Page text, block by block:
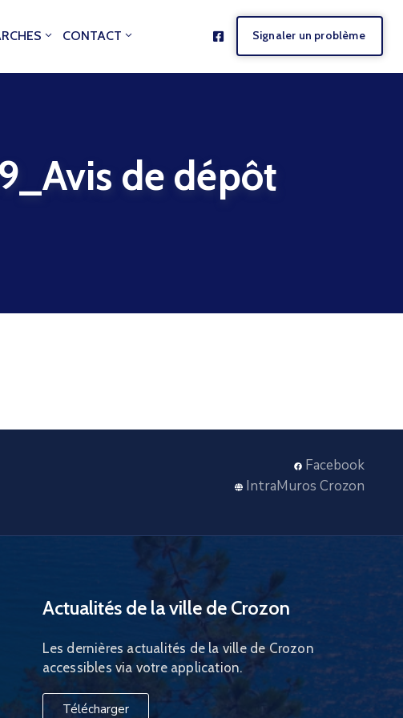
CONTACT Signaler un problème
de dépôt
Facebook
IntraMuros Crozon
Actualités de la ville de Crozon
Les dernières actualités de la ville de Crozon
accessibles via votre application.
Télécharger